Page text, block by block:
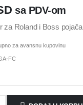
sa PDV-om
za Roland i Boss
za avansnu kupovinu
FC